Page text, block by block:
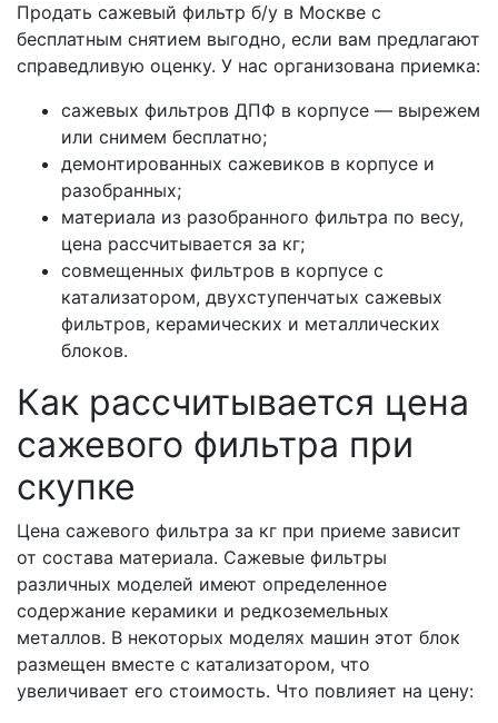
Продать сажевый фильтр б/у в Москве с
бесплатным снятием выгодно, если вам предлагают
справедливую оценку. У нас организована приемка:
сажевых фильтров ДПФ в корпусе — вырежем
или снимем бесплатно;
демонтированных сажевиков в корпусе и
разобранных;
материала из разобранного фильтра по весу,
цена рассчитывается за кг;
совмещенных фильтров в корпусе с
катализатором, двухступенчатых сажевых
фильтров, керамических и металлических
блоков.
Как рассчитывается цена
сажевого фильтра при
скупке
Цена сажевого фильтра за кг при приеме зависит
от состава материала. Сажевые фильтры
различных моделей имеют определенное
содержание керамики и редкоземельных
металлов. В некоторых моделях машин этот блок
размещен вместе с катализатором, что
увеличивает его стоимость. Что повлияет на цену: